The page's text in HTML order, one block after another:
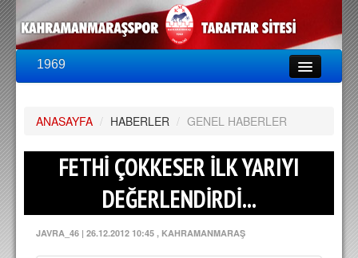
1969
PUAN DURUMU
FİKSTÜR
A TAKIM KADROSU
TEKNİK KADRO
ANASAYFA / HABERLER / GENEL HABERLER
FETHİ ÇOKKESER İLK YARIYI
DEĞERLENDİRDİ...
JAVRA_46 | 26.12.2012 10:45 , KAHRAMANMARAŞ